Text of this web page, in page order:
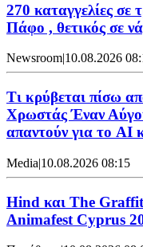
270 καταγγελίες σε
Πάφο , θετικός σε
Newsroom|10.08.2026
Τι κρύβεται πίσω
Χρωστάς Έναν
απαντούν για το AI
Media|10.08.2026 08:15
Hind και The Graffiti
Animafest Cyprus